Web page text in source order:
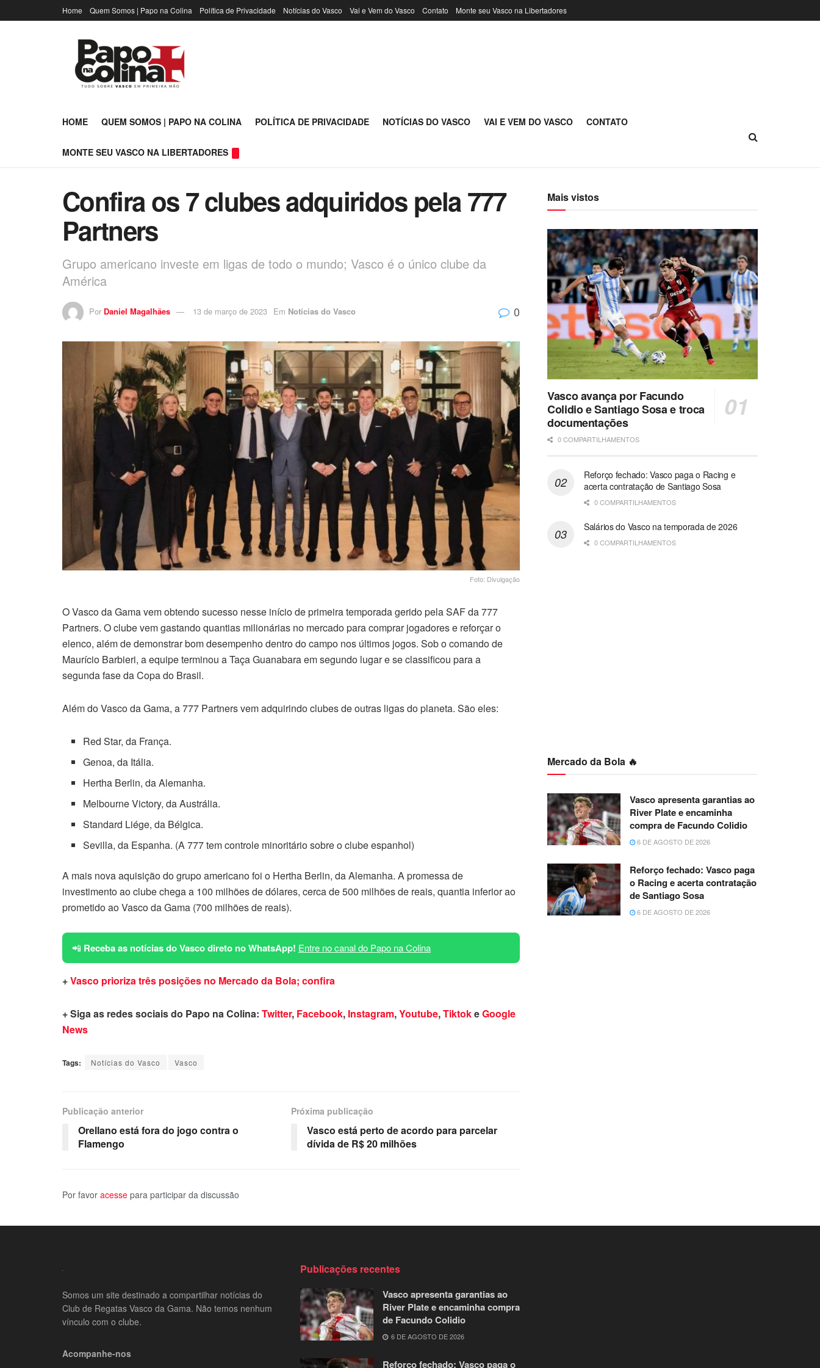
Home Quem Somos | Papo na Colina Política de Privacidade Notícias do Vasco Vai e Vem do Vasco Contato Monte seu Vasco na Libertadores
HOME QUEM SOMOS | PAPO NA COLINA POLÍTICA DE PRIVACIDADE NOTÍCIAS DO VASCO VAI E VEM DO VASCO CONTATO
MONTE SEU VASCO NA LIBERTADORES
Confira os 7 clubes adquiridos pela 777
Partners
Grupo americano investe em ligas de todo o mundo; Vasco é o único clube da
América
Por Daniel Magalhães 13 de março de 2023 Em Notícias do Vasco 0
Foto: Divulgação
O Vasco da Gama vem obtendo sucesso nesse início de primeira temporada gerido pela SAF da 777
Partners. O clube vem gastando quantias milionárias no mercado para comprar jogadores e reforçar o
elenco, além de demonstrar bom desempenho dentro do campo nos últimos jogos. Sob o comando de
Maurício Barbieri, a equipe terminou a Taça Guanabara em segundo lugar e se classificou para a
segunda fase da Copa do Brasil.
Além do Vasco da Gama, a 777 Partners vem adquirindo clubes de outras ligas do planeta. São eles:
Red Star, da França.
Genoa, da Itália.
Hertha Berlin, da Alemanha.
Melbourne Victory, da Austrália.
Standard Liége, da Bélgica.
Sevilla, da Espanha. (A 777 tem controle minoritário sobre o clube espanhol)
A mais nova aquisição do grupo americano foi o Hertha Berlin, da Alemanha. A promessa de
investimento ao clube chega a 100 milhões de dólares, cerca de 500 milhões de reais, quantia inferior ao
prometido ao Vasco da Gama (700 milhões de reais).
📲 Receba as notícias do Vasco direto no WhatsApp! Entre no canal do Papo na Colina
+Vasco prioriza três posições no Mercado da Bola; confira
+ Siga as redes sociais do Papo na Colina: Twitter, Facebook, Instagram,Youtube,TiktokeGoogle
News
Tags: Notícias do Vasco Vasco
Publicação anterior
Orellano está fora do jogo contra o
Flamengo
Próxima publicação
Vasco está perto de acordo para parcelar
dívida de R$ 20 milhões
Por favor acesse para participar da discussão
Mais vistos
Vasco avança por Facundo
Colidio e Santiago Sosa e troca
documentações
0 COMPARTILHAMENTOS
Reforço fechado: Vasco paga o Racing e
acerta contratação de Santiago Sosa
0 COMPARTILHAMENTOS
Salários do Vasco na temporada de 2026
0 COMPARTILHAMENTOS
Mercado da Bola 🔥
Vasco apresenta garantias ao
River Plate e encaminha
compra de Facundo Colidio
6 DE AGOSTO DE 2026
Reforço fechado: Vasco paga
o Racing e acerta contratação
de Santiago Sosa
6 DE AGOSTO DE 2026
Somos um site destinado a compartilhar notícias do
Club de Regatas Vasco da Gama. Não temos nenhum
vínculo com o clube.
Acompanhe-nos
Publicações recentes
Vasco apresenta garantias ao
River Plate e encaminha compra
de Facundo Colidio
6 DE AGOSTO DE 2026
Reforço fechado: Vasco paga o